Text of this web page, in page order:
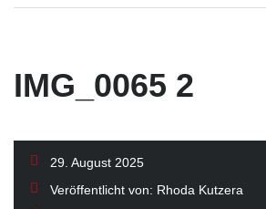
IMG_0065 2
29. August 2025
Veröffentlicht von: Rhoda Kutzera